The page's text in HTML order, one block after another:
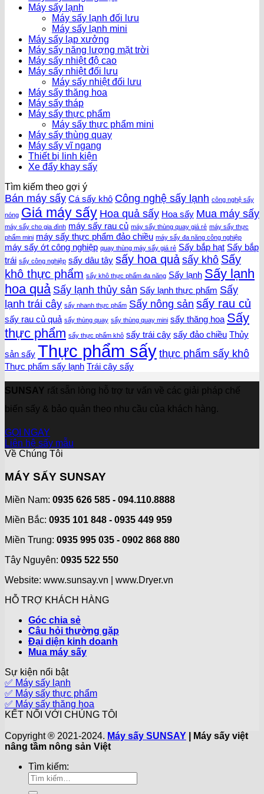
Máy sấy lạnh
Máy sấy lạnh đối lưu
Máy sấy lạnh mini
Máy sấy lạp xưởng
Máy sấy năng lượng mặt trời
Máy sấy nhiệt độ cao
Máy sấy nhiệt đối lưu
Máy sấy nhiệt đối lưu
Máy sấy thăng hoa
Máy sấy tháp
Máy sấy thực phẩm
Máy sấy thực phẩm mini
Máy sấy thùng quay
Máy sấy vĩ ngang
Thiết bị linh kiện
Xe đẩy khay sấy
Tìm kiếm theo gợi ý
Bán máy sấy Cá sấy khô Công nghệ sấy lạnh công nghệ sấy
nóng Giá máy sấy Hoa quả sấy Hoa sấy Mua máy sấy
máy sấy cho gia đình máy sấy rau củ máy sấy thùng quay giá rẻ máy sấy thực
phẩm mini máy sấy thực phẩm đảo chiều máy sấy đa năng công nghiệp
máy sấy ớt công nghiệp quay thùng máy sấy giá rẻ Sấy bắp hạt Sấy bắp
trái sấy công nghiệp sấy dâu tây sấy hoa quả sấy khô Sấy
khô thực phẩm sấy khô thực phẩm đa năng Sấy lạnh Sấy lạnh
hoa quả Sấy lạnh thủy sản Sấy lạnh thực phẩm Sấy
lạnh trái cây sấy nhanh thực phẩm Sấy nông sản sấy rau củ
sấy rau củ quả sấy thùng quay sấy thùng quay mini sấy thăng hoa Sấy
thực phẩm sấy thực phẩm khô sấy trái cây sấy đảo chiều Thủy
sản sấy Thực phẩm sấy thực phẩm sấy khô
Thực phẩm sấy lạnh Trái cây sấy
SUNSAY rất sẵn lòng hỗ trợ tư vấn về các giải pháp chế
biến sấy & bảo quản theo nhu cầu của khách hàng.
GỌI NGAY
Liên hệ sấy mẫu
Về Chúng Tôi
MÁY SẤY SUNSAY
Miền Nam: 0935 626 585 - 094.110.8888
Miền Bắc: 0935 101 848 - 0935 449 959
Miền Trung: 0935 995 035 - 0902 868 880
Tây Nguyên: 0935 522 550
Website: www.sunsay.vn | www.Dryer.vn
HỖ TRỢ KHÁCH HÀNG
Góc chia sẻ
Câu hỏi thường gặp
Đại diện kinh doanh
Mua máy sấy
Sự kiện nổi bật
✅ Máy sấy lạnh
✅ Máy sấy thực phẩm
✅ Máy sấy thăng hoa
KẾT NỐI VỚI CHÚNG TÔI
Copyright ® 2021-2024. Máy sấy SUNSAY | Máy sấy việt
nâng tầm nông sản Việt
Tìm kiếm: